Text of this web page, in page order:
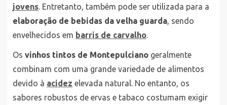
jovens. Entretanto, também pode ser utilizada para a
elaboração de bebidas da velha guarda, sendo
envelhecidos em barris de carvalho.
Os vinhos tintos de Montepulciano geralmente
combinam com uma grande variedade de alimentos
devido à acidez elevada natural. No entanto, os
sabores robustos de ervas e tabaco costumam exigir